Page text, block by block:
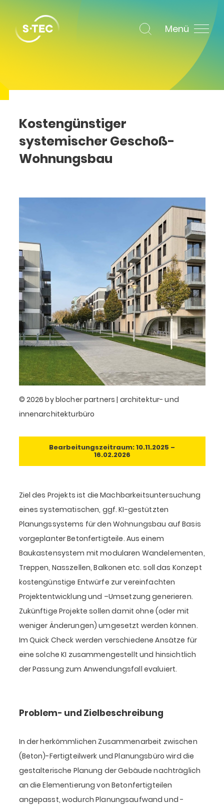
Menü
Kostengünstiger
systemischer Geschoß-
Wohnungsbau
© 2026 by blocher partners | architektur- und
innenarchitekturbüro
Bearbeitungszeitraum: 10.11.2025 –
16.02.2026
Ziel des Projekts ist die Machbarkeitsuntersuchung
eines systematischen, ggf. KI-gestützten
Planungssystems für den Wohnungsbau auf Basis
vorgeplanter Betonfertigteile. Aus einem
Baukastensystem mit modularen Wandelementen,
Treppen, Nasszellen, Balkonen etc. soll das Konzept
kostengünstige Entwürfe zur vereinfachten
Projektentwicklung und –Umsetzung generieren.
Zukünftige Projekte sollen damit ohne (oder mit
weniger Änderungen) umgesetzt werden können.
Im Quick Check werden verschiedene Ansätze für
eine solche KI zusammengestellt und hinsichtlich
der Passung zum Anwendungsfall evaluiert.
Problem- und Zielbeschreibung
In der herkömmlichen Zusammenarbeit zwischen
(Beton)-Fertigteilwerk und Planungsbüro wird die
gestalterische Planung der Gebäude nachträglich
an die Elementierung von Betonfertigteilen
angepasst, wodurch Planungsaufwand und -